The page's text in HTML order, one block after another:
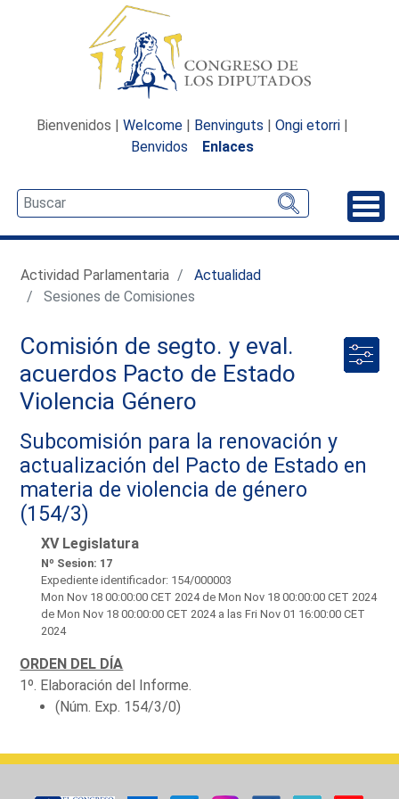
Bienvenidos | Welcome | Benvinguts | Ongi etorri |
Benvidos
Enlaces
Actividad Parlamentaria
Actualidad
Sesiones de Comisiones
Comisión de segto. y eval.
acuerdos Pacto de Estado
Violencia Género
Subcomisión para la renovación y
actualización del Pacto de Estado en
materia de violencia de género
(154/3)
XV Legislatura
Nº Sesion: 17
Expediente identificador: 154/000003
Mon Nov 18 00:00:00 CET 2024de Mon Nov 18 00:00:00 CET 2024
de Mon Nov 18 00:00:00 CET 2024 a las Fri Nov 01 16:00:00 CET
2024
ORDEN DEL DÍA
1º. Elaboración del Informe.
(Núm. Exp. 154/3/0)